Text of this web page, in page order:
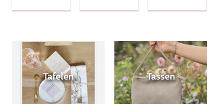
Tafelen Tassen